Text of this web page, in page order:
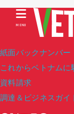
紙面バックナンバー
これからベトナム
資料請求
調達＆ビジネスガイ
MENU